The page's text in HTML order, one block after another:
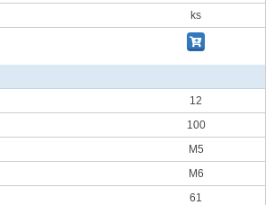
ks
12
100
M5
M6
61